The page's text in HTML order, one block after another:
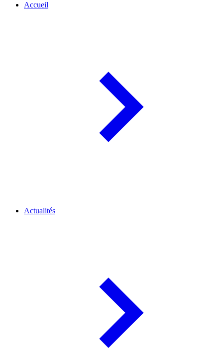
Accueil
Actualités